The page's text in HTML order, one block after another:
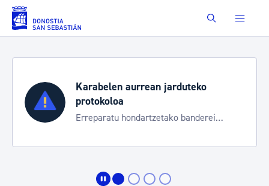
Eduki nagusira joan Buscar
Karabelen aurrean jarduteko
protokoloa
Erreparatu hondartzetako banderei